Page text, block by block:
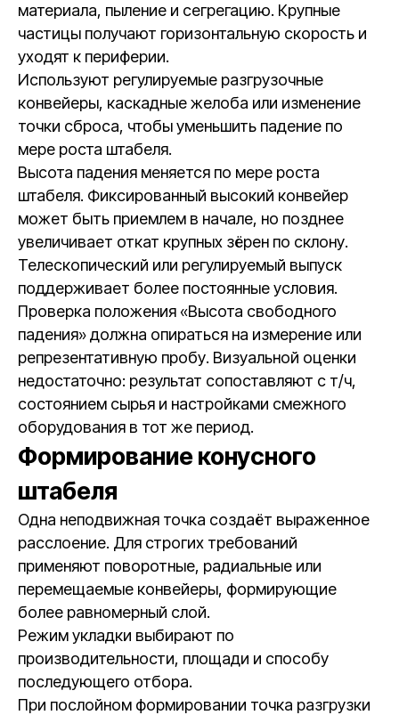
материала, пыление и сегрегацию. Крупные
частицы получают горизонтальную скорость и
уходят к периферии.
Используют регулируемые разгрузочные
конвейеры, каскадные желоба или изменение
точки сброса, чтобы уменьшить падение по
мере роста штабеля.
Высота падения меняется по мере роста
штабеля. Фиксированный высокий конвейер
может быть приемлем в начале, но позднее
увеличивает откат крупных зёрен по склону.
Телескопический или регулируемый выпуск
поддерживает более постоянные условия.
Проверка положения «Высота свободного
падения» должна опираться на измерение или
репрезентативную пробу. Визуальной оценки
недостаточно: результат сопоставляют с т/ч,
состоянием сырья и настройками смежного
оборудования в тот же период.
Формирование конусного
штабеля
Одна неподвижная точка создаёт выраженное
расслоение. Для строгих требований
применяют поворотные, радиальные или
перемещаемые конвейеры, формирующие
более равномерный слой.
Режим укладки выбирают по
производительности, площади и способу
последующего отбора.
При послойном формировании точка разгрузки